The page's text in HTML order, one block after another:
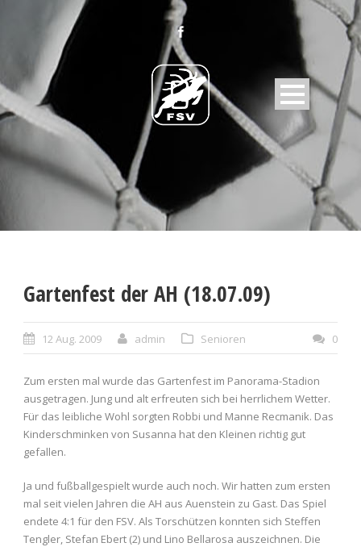
Gartenfest der AH (18.07.09)
12 Aug. 2009 admin Senioren 0
Zum ersten mal wurde das Gartenfest im Panorama-Stadion
ausgetragen. Jung und alt erfreuten sich bei herrlichem Wetter.
Für das leibliche Wohl sorgten Robbi und Manne Recmanik. Das
Kinderschminken von Susanna hat den Kleinen richtig gut
gefallen.
Ja und fußballgespielt wurde auch noch. Wir hatten zum ersten
mal seit vielen Jahren die AH aus Auenstein zu Gast. Das Spiel
endete 4:1 für den FSV. Als Torschützen konnten sich Steffen
Tengler, Stefan Ebert (2) und Lino Bellarosa auszeichnen. Die